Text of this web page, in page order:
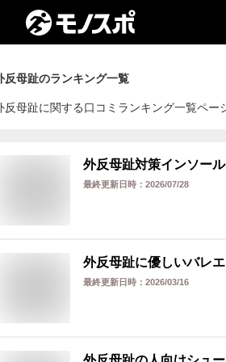
反母趾のランキング一覧
反母趾に関する口コミランキング一覧ペー
外反母趾対策インソー
最終更新日時： 2026/07/28
外反母趾に優しいバレ
最終更新日時： 2026/03/16